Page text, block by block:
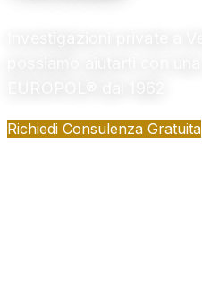
Richiedi Consulenza Gratuita